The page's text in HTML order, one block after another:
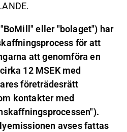
eller "bolaget") har
för att
att genomföra en
12 MSEK med
företrädesrätt
kontakter med
avses fattas